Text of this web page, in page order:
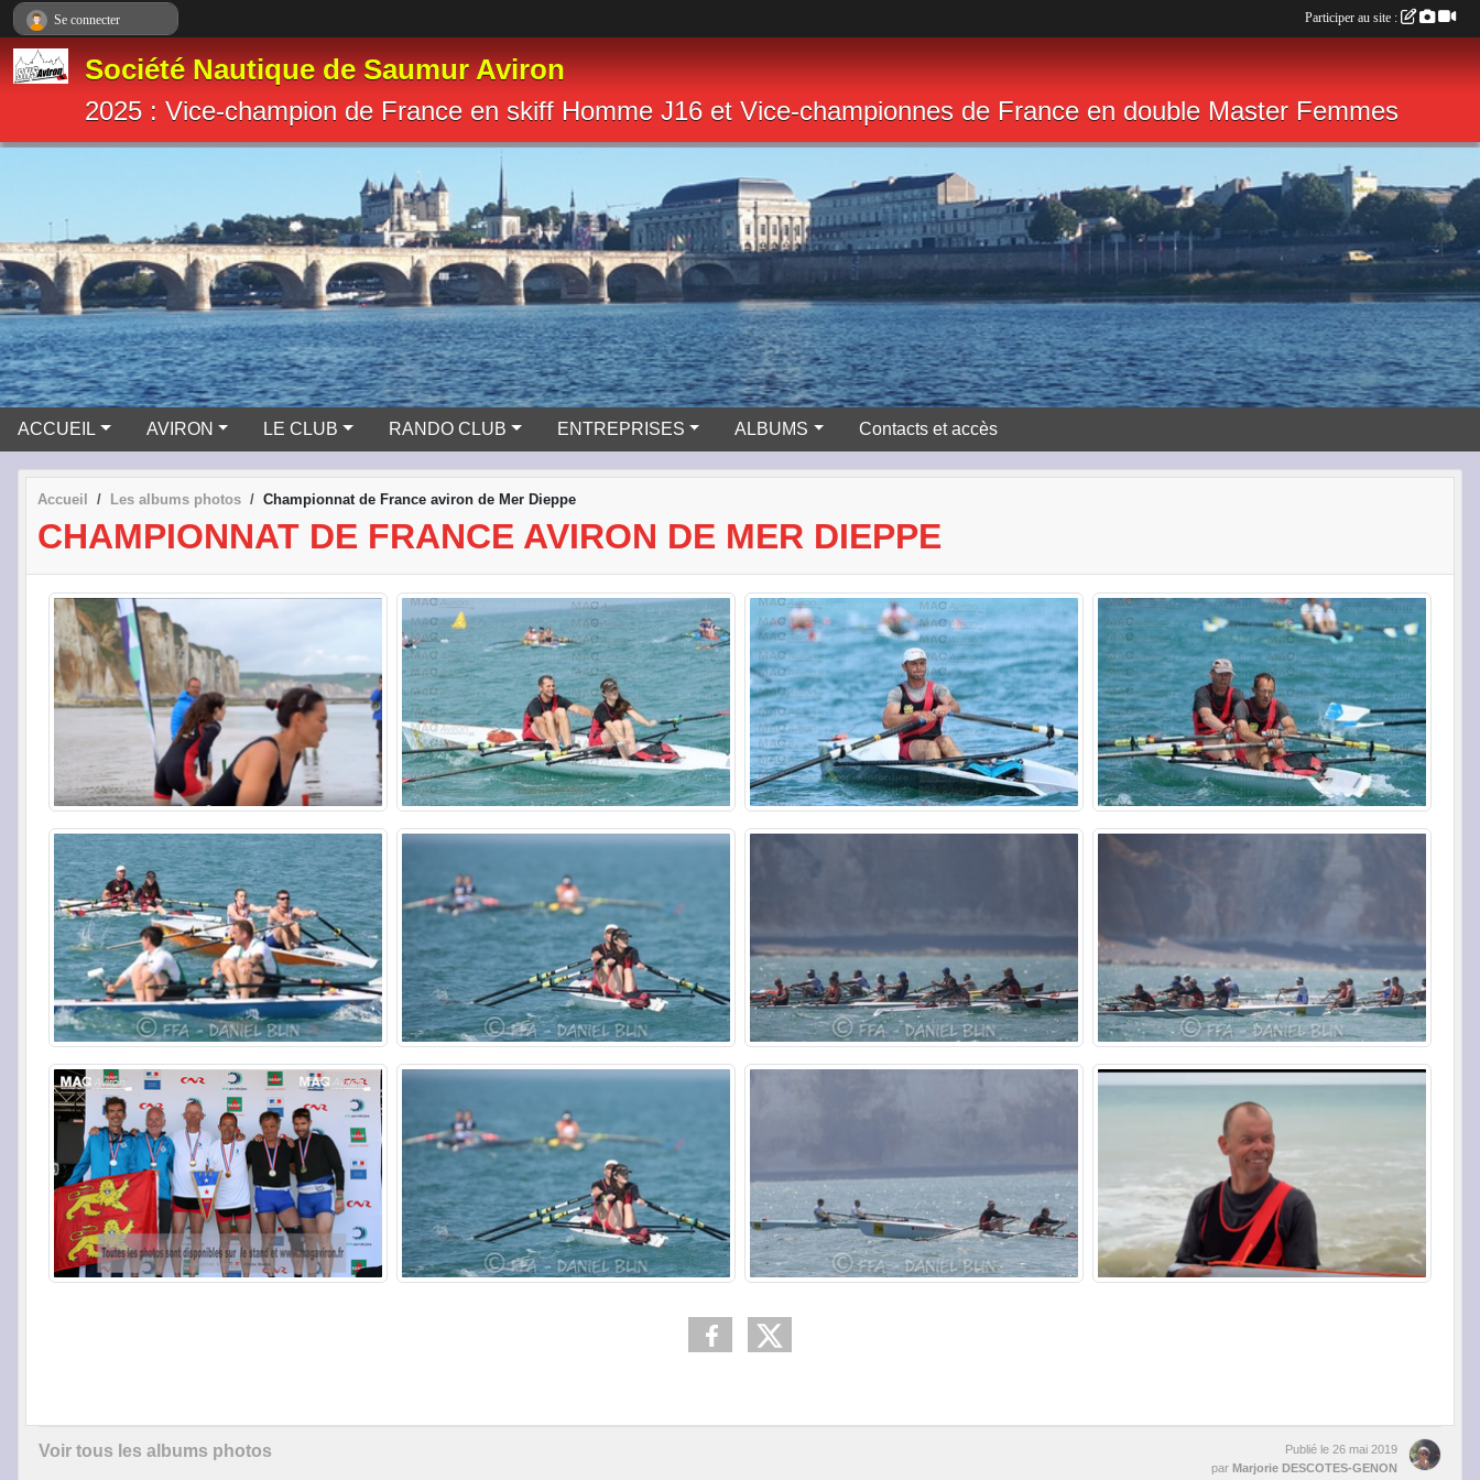
Société Nautique de Saumur Aviron
2025 : Vice-champion de France en skiff Homme J16 et Vice-championnes de France en double Master Femmes
ACCUEIL AVIRON LE CLUB RANDO CLUB ENTREPRISES ALBUMS Contacts et accès
Accueil Les albums photos Championnat de France aviron de Mer Dieppe
CHAMPIONNAT DE FRANCE AVIRON DE MER DIEPPE
Voir tous les albums photos Publié le 26 mai 2019
par Marjorie DESCOTES-GENON
Se connecter Participer au site :
Panneau de gestion des cookies